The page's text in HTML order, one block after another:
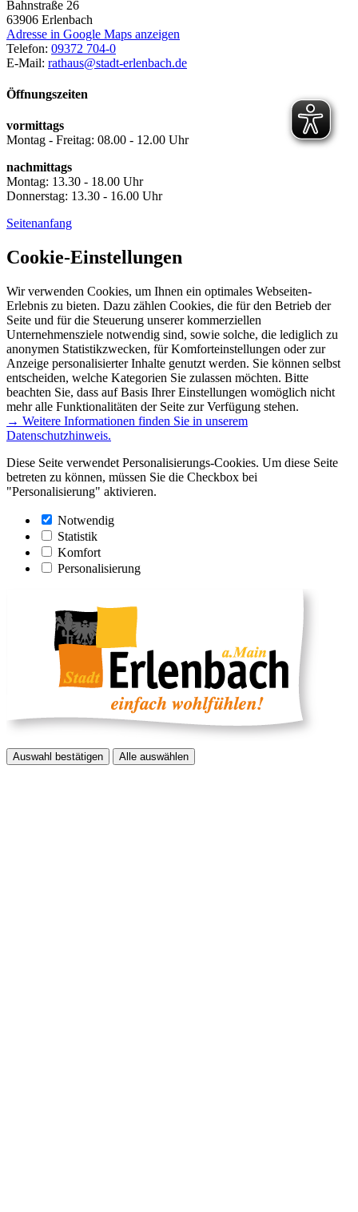
Bahnstraße 26
63906 Erlenbach
Adresse in Google Maps anzeigen
Telefon: 09372 704-0
E-Mail: rathaus@stadt-erlenbach.de
Öffnungszeiten
vormittags
Montag - Freitag: 08.00 - 12.00 Uhr
nachmittags
Montag: 13.30 - 18.00 Uhr
Donnerstag: 13.30 - 16.00 Uhr
Seitenanfang
Cookie-Einstellungen
Wir verwenden Cookies, um Ihnen ein optimales Webseiten-
Erlebnis zu bieten. Dazu zählen Cookies, die für den Betrieb der
Seite und für die Steuerung unserer kommerziellen
Unternehmensziele notwendig sind, sowie solche, die lediglich zu
anonymen Statistikzwecken, für Komforteinstellungen oder zur
Anzeige personalisierter Inhalte genutzt werden. Sie können selbst
entscheiden, welche Kategorien Sie zulassen möchten. Bitte
beachten Sie, dass auf Basis Ihrer Einstellungen womöglich nicht
mehr alle Funktionalitäten der Seite zur Verfügung stehen.
→ Weitere Informationen finden Sie in unserem
Datenschutzhinweis.
Diese Seite verwendet Personalisierungs-Cookies. Um diese Seite
betreten zu können, müssen Sie die Checkbox bei
"Personalisierung" aktivieren.
Notwendig
Statistik
Komfort
Personalisierung
Auswahl bestätigen Alle auswählen